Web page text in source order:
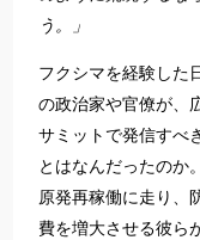
う。」
フクシマを経験した
の政治家や官僚が、
サミットで発信すべ
とはなんだったのか。
原発再稼働に走り、
費を増大させる彼ら